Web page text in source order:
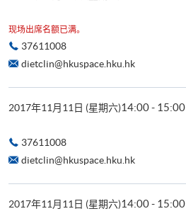
现场出席名额已满。
37611008
dietclin@hkuspace.hku.hk
2017年11月11日 (星期六)14:00 - 15:00
37611008
dietclin@hkuspace.hku.hk
2017年11月11日 (星期六)14:00 - 15:00